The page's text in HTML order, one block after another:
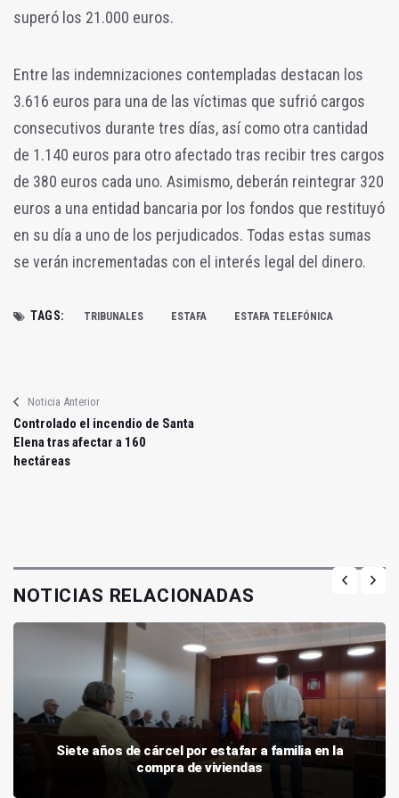
superó los 21.000 euros.
Entre las indemnizaciones contempladas destacan los
3.616 euros para una de las víctimas que sufrió cargos
consecutivos durante tres días, así como otra cantidad
de 1.140 euros para otro afectado tras recibir tres cargos
de 380 euros cada uno. Asimismo, deberán reintegrar 320
euros a una entidad bancaria por los fondos que restituyó
en su día a uno de los perjudicados. Todas estas sumas
se verán incrementadas con el interés legal del dinero.
TAGS: TRIBUNALES ESTAFA ESTAFA TELEFÓNICA
Noticia Anterior
Controlado el incendio de Santa
Elena tras afectar a 160
hectáreas
NOTICIAS RELACIONADAS
Siete años de cárcel por estafar a familia en la
compra de viviendas